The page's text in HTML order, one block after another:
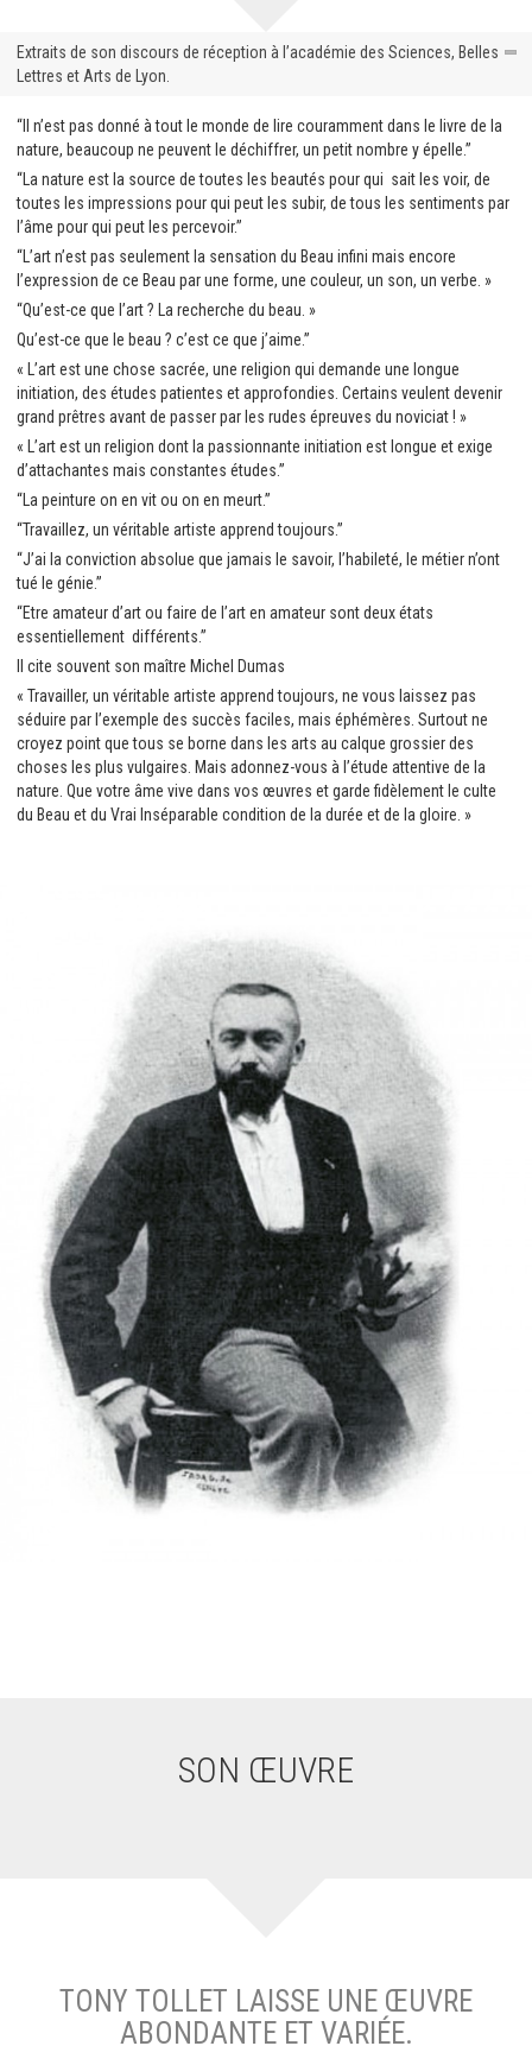
Extraits de son discours de réception à l’académie des Sciences, Belles
Lettres et Arts de Lyon.
“Il n’est pas donné à tout le monde de lire couramment dans le livre de la
nature, beaucoup ne peuvent le déchiffrer, un petit nombre y épelle.”
“La nature est la source de toutes les beautés pour qui sait les voir, de
toutes les impressions pour qui peut les subir, de tous les sentiments par
l’âme pour qui peut les percevoir.”
“L’art n’est pas seulement la sensation du Beau infini mais encore
l’expression de ce Beau par une forme, une couleur, un son, un verbe. »
“Qu’est-ce que l’art ? La recherche du beau. »
Qu’est-ce que le beau ? c’est ce que j’aime.”
« L’art est une chose sacrée, une religion qui demande une longue
initiation, des études patientes et approfondies. Certains veulent devenir
grand prêtres avant de passer par les rudes épreuves du noviciat ! »
« L’art est un religion dont la passionnante initiation est longue et exige
d’attachantes mais constantes études.”
“La peinture on en vit ou on en meurt.”
“Travaillez, un véritable artiste apprend toujours.”
“J’ai la conviction absolue que jamais le savoir, l’habileté, le métier n’ont
tué le génie.”
“Etre amateur d’art ou faire de l’art en amateur sont deux états
essentiellement différents.”
Il cite souvent son maître Michel Dumas
« Travailler, un véritable artiste apprend toujours, ne vous laissez pas
séduire par l’exemple des succès faciles, mais éphémères. Surtout ne
croyez point que tous se borne dans les arts au calque grossier des
choses les plus vulgaires. Mais adonnez-vous à l’étude attentive de la
nature. Que votre âme vive dans vos œuvres et garde fidèlement le culte
du Beau et du Vrai Inséparable condition de la durée et de la gloire. »
SON ŒUVRE
TONY TOLLET LAISSE UNE ŒUVRE
ABONDANTE ET VARIÉE.